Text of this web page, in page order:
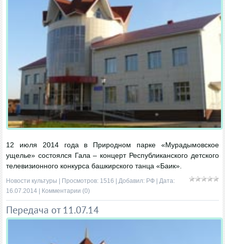
12 июля 2014 года в Природном парке «Мурадымовское
ущелье» состоялся Гала – концерт Республиканского детского
телевизионного конкурса башкирского танца «Баик».
Новости культуры | Просмотров: 1516 | Добавил: РФ | Дата:
16.07.2014
Комментарии (0)
Передача от 11.07.14